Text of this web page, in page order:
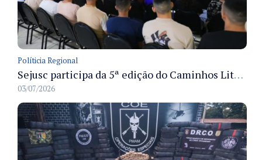
Políticia Regional
Sejusc participa da 5ª edição do Caminhos Literários com foco na cultura hip-hop nas unidades socioeducativas
03/07/2026